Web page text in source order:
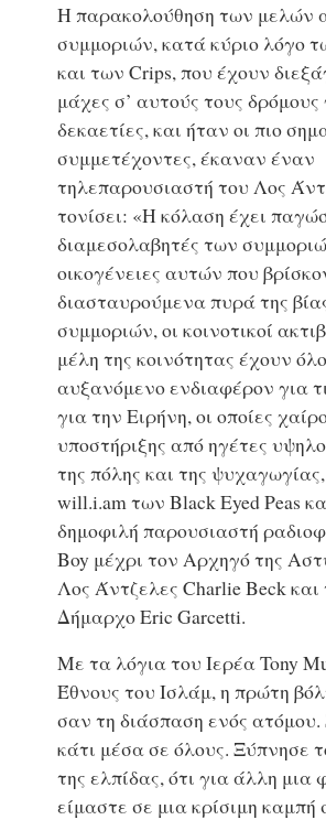
Η παρακολούθηση των μελών
συμμοριών, κατά κύριο λόγο
και των Crips, που έχουν
μάχες σ’ αυτούς τους δρόμους
δεκαετίες, και ήταν οι πιο
συμμετέχοντες, έκαναν έναν
τηλεπαρουσιαστή του Λος
τονίσει: «Η κόλαση έχει
διαμεσολαβητές των
οικογένειες αυτών που
διασταυρούμενα πυρά της
συμμοριών, οι κοινοτικοί
μέλη της κοινότητας έχουν
αυξανόμενο ενδιαφέρον για
για την Ειρήνη, οι οποίες
υποστήριξης από ηγέτες
της πόλης και της
will.i.am των Black Eyed Peas
δημοφιλή παρουσιαστή
Boy μέχρι τον Αρχηγό της
Λος Άντζελες Charlie Beck και
Δήμαρχο Eric Garcetti.
Με τα λόγια του Ιερέα Tony
Έθνους του Ισλάμ, η πρώτη
σαν τη διάσπαση ενός
κάτι μέσα σε όλους. Ξύπνησε
της ελπίδας, ότι για άλλη μια
είμαστε σε μια κρίσιμη καμπή